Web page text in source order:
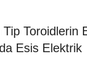
Toroidlerin
Esis Elektrik